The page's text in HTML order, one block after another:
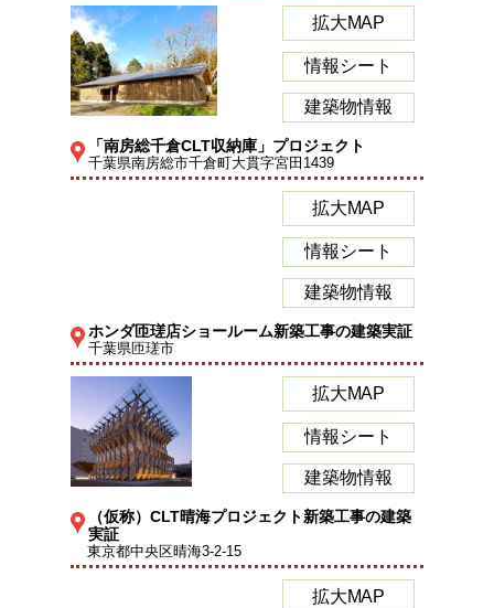
拡大MAP
情報シート
建築物情報
「南房総千倉CLT収納庫」プロジェクト
千葉県南房総市千倉町大貫字宮田1439
拡大MAP
情報シート
建築物情報
ホンダ匝瑳店ショールーム新築工事の建築実証
千葉県匝瑳市
拡大MAP
情報シート
建築物情報
（仮称）CLT晴海プロジェクト新築工事の建築
実証
東京都中央区晴海3-2-15
拡大MAP